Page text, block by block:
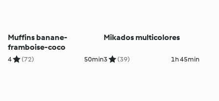
Muffins banane-
framboise-coco
4 (72) 50min
Mikados multicolores
3 (39) 1h 45min